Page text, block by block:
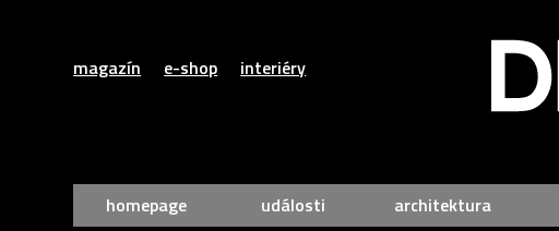
magazín e-shop interiéry
homepage události architektura